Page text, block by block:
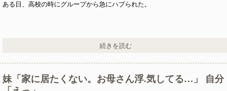
ある日、高校の時にグループから急にハブられた。
続きを読む
妹「家に居たくない。お母さん浮.気してる…」 自分